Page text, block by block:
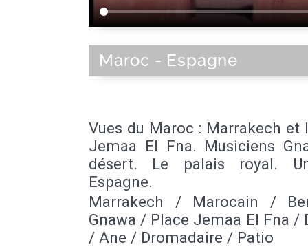
Maroc - Espagne
Vues du Maroc : Marrakech et
Jemaa El Fna. Musiciens
désert. Le palais royal.
Espagne.
Marrakech / Marocain /
Gnawa / Place Jemaa El Fna /
/ Ane / Dromadaire / Patio